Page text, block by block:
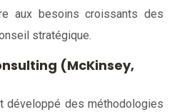
aux besoins croissants des
stratégique.
(McKinsey,
développé des méthodologies